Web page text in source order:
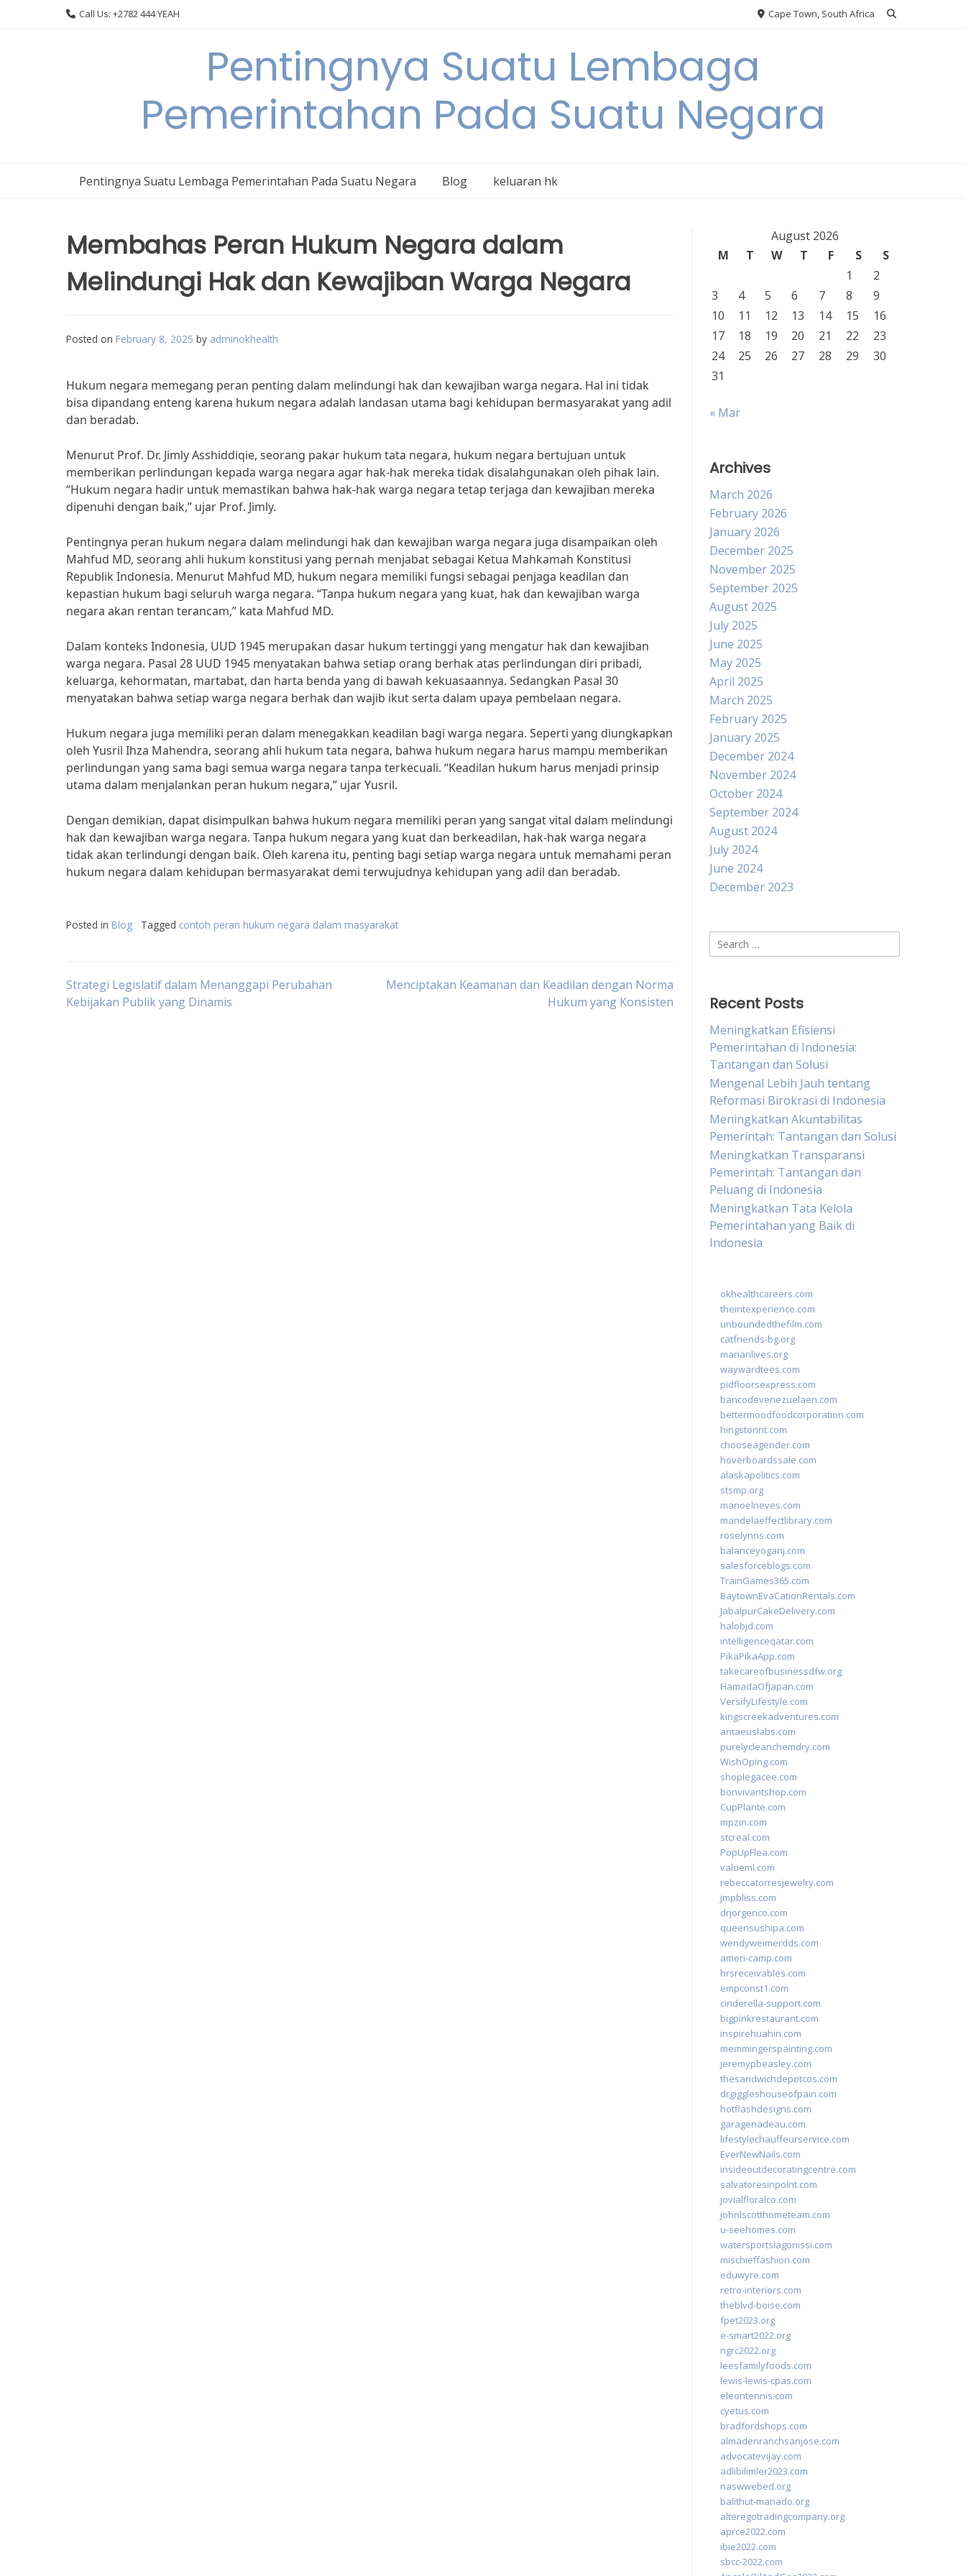
Call Us: +2782 444 YEAH Cape Town, South Africa
Pentingnya Suatu Lembaga
Pemerintahan Pada Suatu Negara
Pentingnya Suatu Lembaga Pemerintahan Pada Suatu Negara Blog keluaran hk
Membahas Peran Hukum Negara dalam
Melindungi Hak dan Kewajiban Warga Negara
Posted on February 8, 2025 by adminokhealth
Hukum negara memegang peran penting dalam melindungi hak dan kewajiban warga negara. Hal ini tidak
bisa dipandang enteng karena hukum negara adalah landasan utama bagi kehidupan bermasyarakat yang adil
dan beradab.
Menurut Prof. Dr. Jimly Asshiddiqie, seorang pakar hukum tata negara, hukum negara bertujuan untuk
memberikan perlindungan kepada warga negara agar hak-hak mereka tidak disalahgunakan oleh pihak lain.
“Hukum negara hadir untuk memastikan bahwa hak-hak warga negara tetap terjaga dan kewajiban mereka
dipenuhi dengan baik,” ujar Prof. Jimly.
Pentingnya peran hukum negara dalam melindungi hak dan kewajiban warga negara juga disampaikan oleh
Mahfud MD, seorang ahli hukum konstitusi yang pernah menjabat sebagai Ketua Mahkamah Konstitusi
Republik Indonesia. Menurut Mahfud MD, hukum negara memiliki fungsi sebagai penjaga keadilan dan
kepastian hukum bagi seluruh warga negara. “Tanpa hukum negara yang kuat, hak dan kewajiban warga
negara akan rentan terancam,” kata Mahfud MD.
Dalam konteks Indonesia, UUD 1945 merupakan dasar hukum tertinggi yang mengatur hak dan kewajiban
warga negara. Pasal 28 UUD 1945 menyatakan bahwa setiap orang berhak atas perlindungan diri pribadi,
keluarga, kehormatan, martabat, dan harta benda yang di bawah kekuasaannya. Sedangkan Pasal 30
menyatakan bahwa setiap warga negara berhak dan wajib ikut serta dalam upaya pembelaan negara.
Hukum negara juga memiliki peran dalam menegakkan keadilan bagi warga negara. Seperti yang diungkapkan
oleh Yusril Ihza Mahendra, seorang ahli hukum tata negara, bahwa hukum negara harus mampu memberikan
perlindungan yang sama bagi semua warga negara tanpa terkecuali. “Keadilan hukum harus menjadi prinsip
utama dalam menjalankan peran hukum negara,” ujar Yusril.
Dengan demikian, dapat disimpulkan bahwa hukum negara memiliki peran yang sangat vital dalam melindungi
hak dan kewajiban warga negara. Tanpa hukum negara yang kuat dan berkeadilan, hak-hak warga negara
tidak akan terlindungi dengan baik. Oleh karena itu, penting bagi setiap warga negara untuk memahami peran
hukum negara dalam kehidupan bermasyarakat demi terwujudnya kehidupan yang adil dan beradab.
Posted in Blog Tagged contoh peran hukum negara dalam masyarakat
Post
Strategi Legislatif dalam Menanggapi Perubahan
Kebijakan Publik yang Dinamis
Menciptakan Keamanan dan Keadilan dengan Norma
Hukum yang Konsisten
August 2026
M
T W T F S
S
1
2
3
4 5 6 7 8
9
10
11 12 13 14 15
16
17
18 19 20 21 22
23
24
25 26 27 28 29
30
31
« Mar
Archives
March 2026
February 2026
January 2026
December 2025
November 2025
September 2025
August 2025
July 2025
June 2025
May 2025
April 2025
March 2025
February 2025
January 2025
December 2024
November 2024
October 2024
September 2024
August 2024
July 2024
June 2024
December 2023
Search
for:
Recent Posts
Meningkatkan Efisiensi
Pemerintahan di Indonesia:
Tantangan dan Solusi
Mengenal Lebih Jauh tentang
Reformasi Birokrasi di Indonesia
Meningkatkan Akuntabilitas
Pemerintah: Tantangan dan Solusi
Meningkatkan Transparansi
Pemerintah: Tantangan dan
Peluang di Indonesia
Meningkatkan Tata Kelola
Pemerintahan yang Baik di
Indonesia
okhealthcareers.com
theintexperience.com
unboundedthefilm.com
catfriends-bg.org
marianlives.org
waywardtees.com
pidfloorsexpress.com
bancodevenezuelaen.com
bettermoodfoodcorporation.com
hingstonnt.com
chooseagender.com
hoverboardssale.com
alaskapolitics.com
stsmp.org
manoelneves.com
mandelaeffectlibrary.com
roselynns.com
balanceyoganj.com
salesforceblogs.com
TrainGames365.com
BaytownEvaCationRentals.com
JabalpurCakeDelivery.com
halobjd.com
intelligenceqatar.com
PikaPikaApp.com
takecareofbusinessdfw.org
HamadaOfJapan.com
VersifyLifestyle.com
kingscreekadventures.com
antaeuslabs.com
purelycleanchemdry.com
WishOping.com
shoplegacee.com
bonvivantshop.com
CupPlante.com
mpzin.com
stcreal.com
PopUpFlea.com
valueml.com
rebeccatorresjewelry.com
jmpbliss.com
drjorgerico.com
queensushipa.com
wendyweimerdds.com
ameri-camp.com
hrsreceivables.com
empconst1.com
cinderella-support.com
bigpinkrestaurant.com
inspirehuahin.com
memmingerspainting.com
jeremypbeasley.com
thesandwichdepotcos.com
drgiggleshouseofpain.com
hotflashdesigns.com
garagenadeau.com
lifestylechauffeurservice.com
EverNewNails.com
insideoutdecoratingcentre.com
salvatoresinpoint.com
jovialfloralco.com
johnlscotthometeam.com
u-seehomes.com
watersportslagonissi.com
mischieffashion.com
eduwyre.com
retro-interiors.com
theblvd-boise.com
fpet2023.org
e-smart2022.org
ngrc2022.org
leesfamilyfoods.com
lewis-lewis-cpas.com
eleontennis.com
cyetus.com
bradfordshops.com
almadenranchsanjose.com
advocatevijay.com
adlibilimler2023.com
naswwebed.org
balithut-manado.org
alteregotradingcompany.org
aprce2022.com
ibie2022.com
sbcc-2022.com